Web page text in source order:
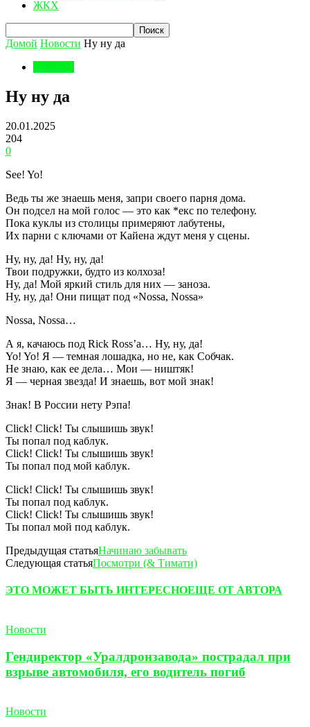
ЖКХ
Домой Новости Ну ну да
Ну ну да
20.01.2025
204
0
See! Yo!
Ведь ты же знаешь меня, запри своего парня дома.
Он подсел на мой голос — это как *екс по телефону.
Пока куклы из столицы примеряют лабутены,
Их парни с ключами от Кайена ждут меня у сцены.
Ну, ну, да! Ну, ну, да!
Твои подружки, будто из колхоза!
Ну, да! Мой яркий стиль для них — заноза.
Ну, ну, да! Они пищат под «Nossa, Nossa»
Nossa, Nossa…
А я, качаюсь под Rick Ross’a… Ну, ну, да!
Yo! Yo! Я — темная лошадка, но не, как Собчак.
Не знаю, как ее дела… Мои — ништяк!
Я — черная звезда! И знаешь, вот мой знак!
Знак! В России нету Рэпа!
Click! Click! Ты слышишь звук!
Ты попал под каблук.
Click! Click! Ты слышишь звук!
Ты попал под мой каблук.
Click! Click! Ты слышишь звук!
Ты попал под каблук.
Click! Click! Ты слышишь звук!
Ты попал мой под каблук.
Предыдущая статьяНачинаю забывать
Следующая статьяПосмотри (& Тимати)
ЭТО МОЖЕТ БЫТЬ ИНТЕРЕСНОЕЩЕ ОТ АВТОРА
Новости
Гендиректор «Уралдронзавода» пострадал при
взрыве автомобиля, его водитель погиб
Новости